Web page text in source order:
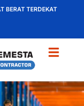
BERAT TERDEKAT